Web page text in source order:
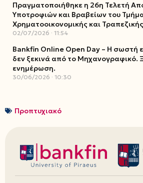
Πραγματοποιήθηκε η 26η Τελετή
Υποτροφιών και Βραβείων του
Χρηματοοικονομικής και
02/07/2026 11:54
Bankfin Online Open Day – Η σωστή
δεν ξεκινά από το Μηχανογραφικό.
ενημέρωση.
30/06/2026 10:30
Προπτυχιακό